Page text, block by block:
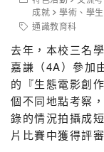
成就
學術 、 學
通識教育科
去年，本校三名
嘉謙（4A）參加
的『生態電影創
個不同地點考察
錄的情況拍攝成
片比賽中獲得評